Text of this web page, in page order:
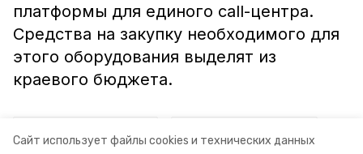
Сайт использует файлы cookies и технических данных
платформы для единого call-центра.
Средства на закупку необходимого для
этого оборудования выделят из
краевого бюджета.